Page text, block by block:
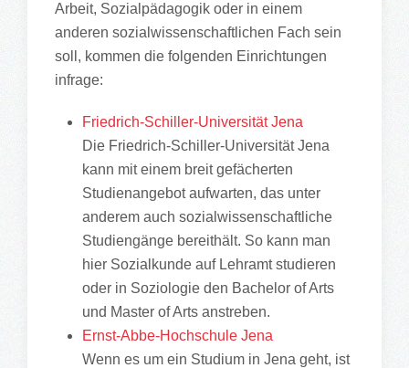
Arbeit, Sozialpädagogik oder in einem
anderen sozialwissenschaftlichen Fach sein
soll, kommen die folgenden Einrichtungen
infrage:
Friedrich-Schiller-Universität Jena
Die Friedrich-Schiller-Universität Jena
kann mit einem breit gefächerten
Studienangebot aufwarten, das unter
anderem auch sozialwissenschaftliche
Studiengänge bereithält. So kann man
hier Sozialkunde auf Lehramt studieren
oder in Soziologie den Bachelor of Arts
und Master of Arts anstreben.
Ernst-Abbe-Hochschule Jena
Wenn es um ein Studium in Jena geht, ist